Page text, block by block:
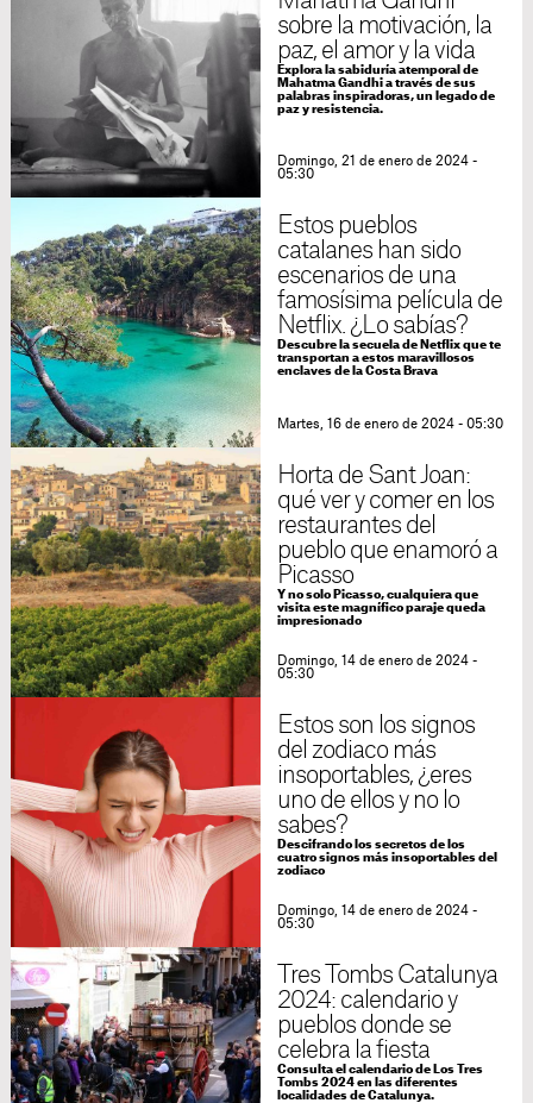
sobre la motivación, la
paz, el amor y la vida
Explora la sabiduría atemporal de
Mahatma Gandhi a través de sus
palabras inspiradoras, un legado de
paz y resistencia.
Domingo, 21 de enero de 2024 -
05:30
Estos pueblos
catalanes han sido
escenarios de una
famosísima película de
Netflix. ¿Lo sabías?
Descubre la secuela de Netflix que te
transportan a estos maravillosos
enclaves de la Costa Brava
Martes, 16 de enero de 2024 - 05:30
Horta de Sant Joan:
qué ver y comer en los
restaurantes del
pueblo que enamoró a
Picasso
Y no solo Picasso, cualquiera que
visita este magnífico paraje queda
impresionado
Domingo, 14 de enero de 2024 -
05:30
Estos son los signos
del zodiaco más
insoportables, ¿eres
uno de ellos y no lo
sabes?
Descifrando los secretos de los
cuatro signos más insoportables del
zodiaco
Domingo, 14 de enero de 2024 -
05:30
Tres Tombs Catalunya
2024: calendario y
pueblos donde se
celebra la fiesta
Consulta el calendario de Los Tres
Tombs 2024 en las diferentes
localidades de Catalunya.